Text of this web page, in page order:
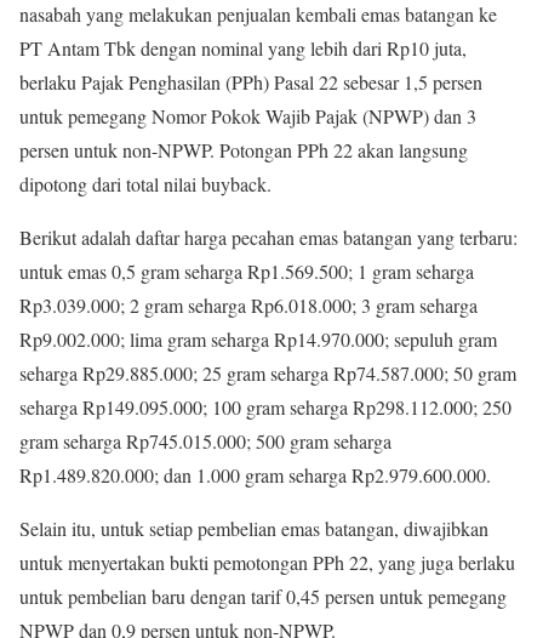
nasabah yang melakukan penjualan kembali emas batangan ke
PT Antam Tbk dengan nominal yang lebih dari Rp10 juta,
berlaku Pajak Penghasilan (PPh) Pasal 22 sebesar 1,5 persen
untuk pemegang Nomor Pokok Wajib Pajak (NPWP) dan 3
persen untuk non-NPWP. Potongan PPh 22 akan langsung
dipotong dari total nilai buyback.
Berikut adalah daftar harga pecahan emas batangan yang terbaru:
untuk emas 0,5 gram seharga Rp1.569.500; 1 gram seharga
Rp3.039.000; 2 gram seharga Rp6.018.000; 3 gram seharga
Rp9.002.000; lima gram seharga Rp14.970.000; sepuluh gram
seharga Rp29.885.000; 25 gram seharga Rp74.587.000; 50 gram
seharga Rp149.095.000; 100 gram seharga Rp298.112.000; 250
gram seharga Rp745.015.000; 500 gram seharga
Rp1.489.820.000; dan 1.000 gram seharga Rp2.979.600.000.
Selain itu, untuk setiap pembelian emas batangan, diwajibkan
untuk menyertakan bukti pemotongan PPh 22, yang juga berlaku
untuk pembelian baru dengan tarif 0,45 persen untuk pemegang
NPWP dan 0,9 persen untuk non-NPWP.